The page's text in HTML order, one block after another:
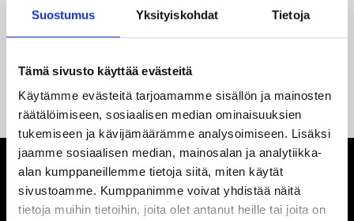
Suostumus Yksityiskohdat Tietoja
Tämä sivusto käyttää evästeitä
Käytämme evästeitä tarjoamamme sisällön ja mainosten
räätälöimiseen, sosiaalisen median ominaisuuksien
tukemiseen ja kävijämäärämme analysoimiseen. Lisäksi
jaamme sosiaalisen median, mainosalan ja analytiikka-
alan kumppaneillemme tietoja siitä, miten käytät
sivustoamme. Kumppanimme voivat yhdistää näitä
tietoja muihin tietoihin, joita olet antanut heille tai joita on
yhteistyö jatkuu
Tuore Sveitsin mestari Juuso Arola JYP-puolustukseen
kahden vuoden sopimuksella